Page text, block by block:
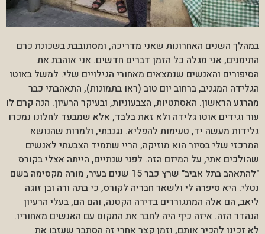
במהלך השנים האחרונות שאני מדריכה, ומסתובבת בשכונת כרם
התימנים, אני מגלה כל הזמן דברים חדשים. אני אוהבת את
הסיפורים והאנשים שנמצאים מאחורי הגילויים שלי. למשל באוטו
הגלידה המגניב, ברחוב יום טוב (ראו בתמונות), התאהבתי כבר
מהרגע הראשון. האסתטיות, הצבעוניות, ובעיקר הרעיון. הנה קרם לו
עור וגידים אוטו גלידה ולא זאת בלבד, אלא שמבעד לחלונו נמכרו
גלידות מעשה יד, טעימות להפליא. נגנבתי, ולמרות שהנושא
המרכזי שלי בסיור הוא מוזיקה, הריי שתמיד הצבעתי לאנשים
שהולכים אתי, על המיזם הזה. לפני שנתיים, הייתה אצלי בקורס
"להתאהב בתל אביב" שרץ כבר 15 שנים בעיר, מורה מקסימה בשם
נטלי. היא סיפרה לי ולשאר חבריה לקורס, כי בתה ורה ובן זוגה
ליאב, הם אלה המתגוררים בדירה הקטנה, והם הם, בעלי הרעיון
הנהדר הזה. איזה כיף היה לחבר את המקום עם האנשים מאחוריו.
לא זכינו להכיר אותם, וזמן קצר אחרי זה הסתבר שעזבו את